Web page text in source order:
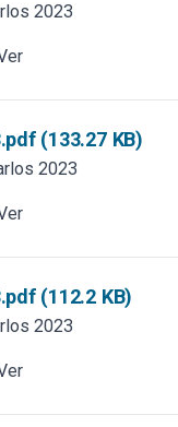
2023
(133.27 KB)
2023
(112.2 KB)
2023